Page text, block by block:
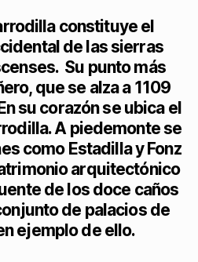
constituye el
de las sierras
Su punto más
que se alza a 1109
su corazón se ubica el
A piedemonte se
como Estadilla y Fonz
arquitectónico
de los doce caños
de palacios de
ejemplo de ello.